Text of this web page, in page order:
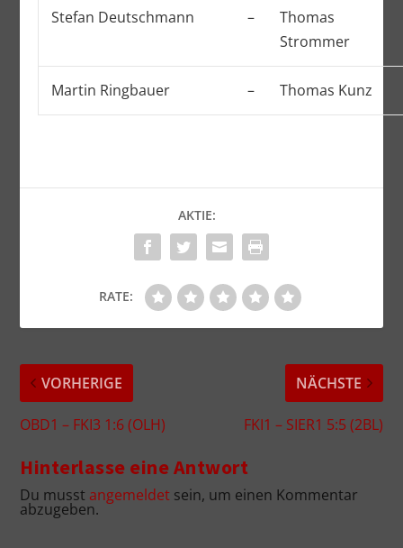
Stefan Deutschmann –
Thomas
Strommer
Martin Ringbauer – Thomas Kunz
AKTIE:
RATE:
VORHERIGE
OBD1 – FKI3 1:6 (OLH)
NÄCHSTE
FKI1 – SIER1 5:5 (2BL)
Hinterlasse eine Antwort
Du musst angemeldet sein, um einen Kommentar
abzugeben.